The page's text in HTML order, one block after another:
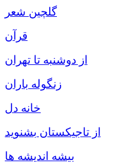
گلچين شعر
قرآن
از دوشنبه تا تهران
زنگوله باران
خانه دل
از تاجيکستان بشنويد
بيشه انديشه ها